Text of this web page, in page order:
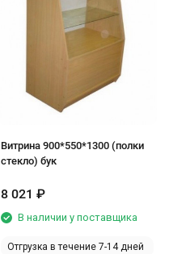
Витрина 900*550*1300 (полки
стекло) бук
8 021 ₽
В наличии у поставщика
Отгрузка в течение 7-14 дней